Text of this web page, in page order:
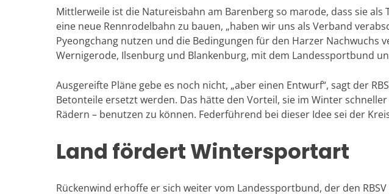
Mittlerweile ist die Natureisbahn am Barenberg so marode, dass sie
eine neue Rennrodelbahn zu bauen, „haben wir uns als Verband
Pyeongchang nutzen und die Bedingungen für den Harzer Nachwuchs
Wernigerode, Ilsenburg und Blankenburg, mit dem Landessportbund
Ausgereifte Pläne gebe es noch nicht, „aber einen Entwurf“, sagt der
Betonteile ersetzt werden. Das hätte den Vorteil, sie im Winter
Rädern – benutzen zu können. Federführend bei dieser Idee sei der
Land fördert Wintersportart
Rückenwind erhoffe er sich weiter vom Landessportbund, der den